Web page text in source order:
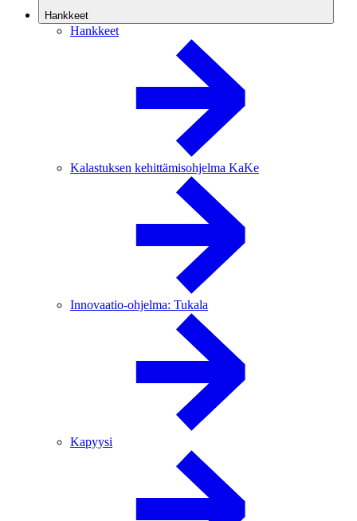
Hankkeet
Hankkeet
Kalastuksen kehittämisohjelma KaKe
Innovaatio-ohjelma: Tukala
Kapyysi